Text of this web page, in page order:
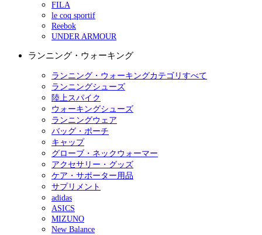
FILA
le coq sportif
Reebok
UNDER ARMOUR
ランニング・ウォーキング
ランニング・ウォーキングカテゴリすべて
ランニングシューズ
陸上スパイク
ウォーキングシューズ
ランニングウェア
バッグ・ポーチ
キャップ
グローブ・ネックウォーマー
アクセサリー・グッズ
ケア・サポーター用品
サプリメント
adidas
ASICS
MIZUNO
New Balance